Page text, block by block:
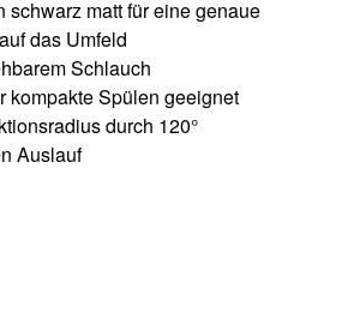
schwarz matt für eine genaue
das Umfeld
Schlauch
kompakte Spülen geeignet
durch 120°
Auslauf